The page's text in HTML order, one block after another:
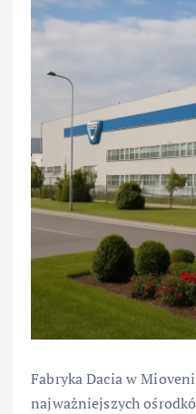
Fabryka Dacia w
najważniejszych